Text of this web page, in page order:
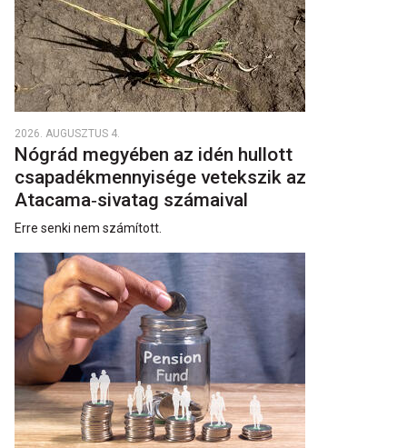
2026. AUGUSZTUS 4.
Nógrád megyében az idén hullott
csapadékmennyisége vetekszik az
Atacama‑sivatag számaival
Erre senki nem számított.